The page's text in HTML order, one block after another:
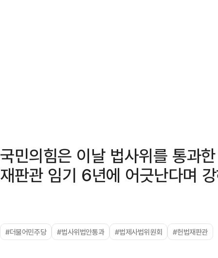
국민의힘은 이날 법사위를 통과
재판관 임기 6년에 어긋난다며
#더불어민주당 #법사위법안통과 #법제사법위원회 #헌법재판관